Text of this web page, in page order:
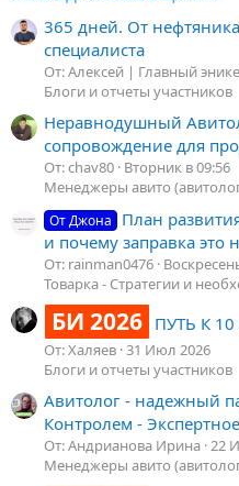
365 дней. От
специалиста
От: Алексей | Главный
Блоги и отчеты участников
Неравнодушный
сопровождение для
От: chav80 Вторник в 09:56
Менеджеры авито
От Джона
План
и почему заправка это
От: rainman0476
Товарка - Стратегии и
БИ 2026 ПУТЬ К
От: Халяев 31 Июл 2026
Блоги и отчеты участников
Авитолог - надежный
Контролем -
От: Андрианова Ирина 22
Менеджеры авито